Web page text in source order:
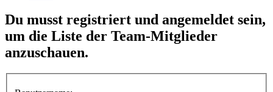
Du musst registriert und angemeldet sein,
um die Liste der Team-Mitglieder
anzuschauen.